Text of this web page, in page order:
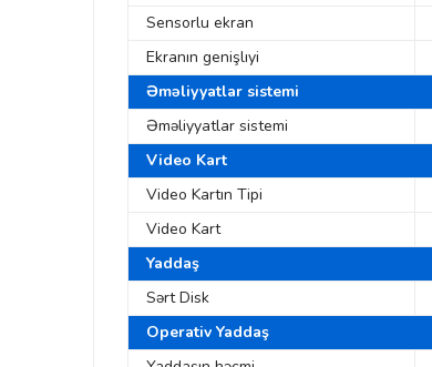
Sensorlu ekran
Ekranın genişlıyi
Əməliyyatlar sistemi
Əməliyyatlar sistemi
Video Kart
Video Kartın Tipi
Video Kart
Yaddaş
Sərt Disk
Operativ Yaddaş